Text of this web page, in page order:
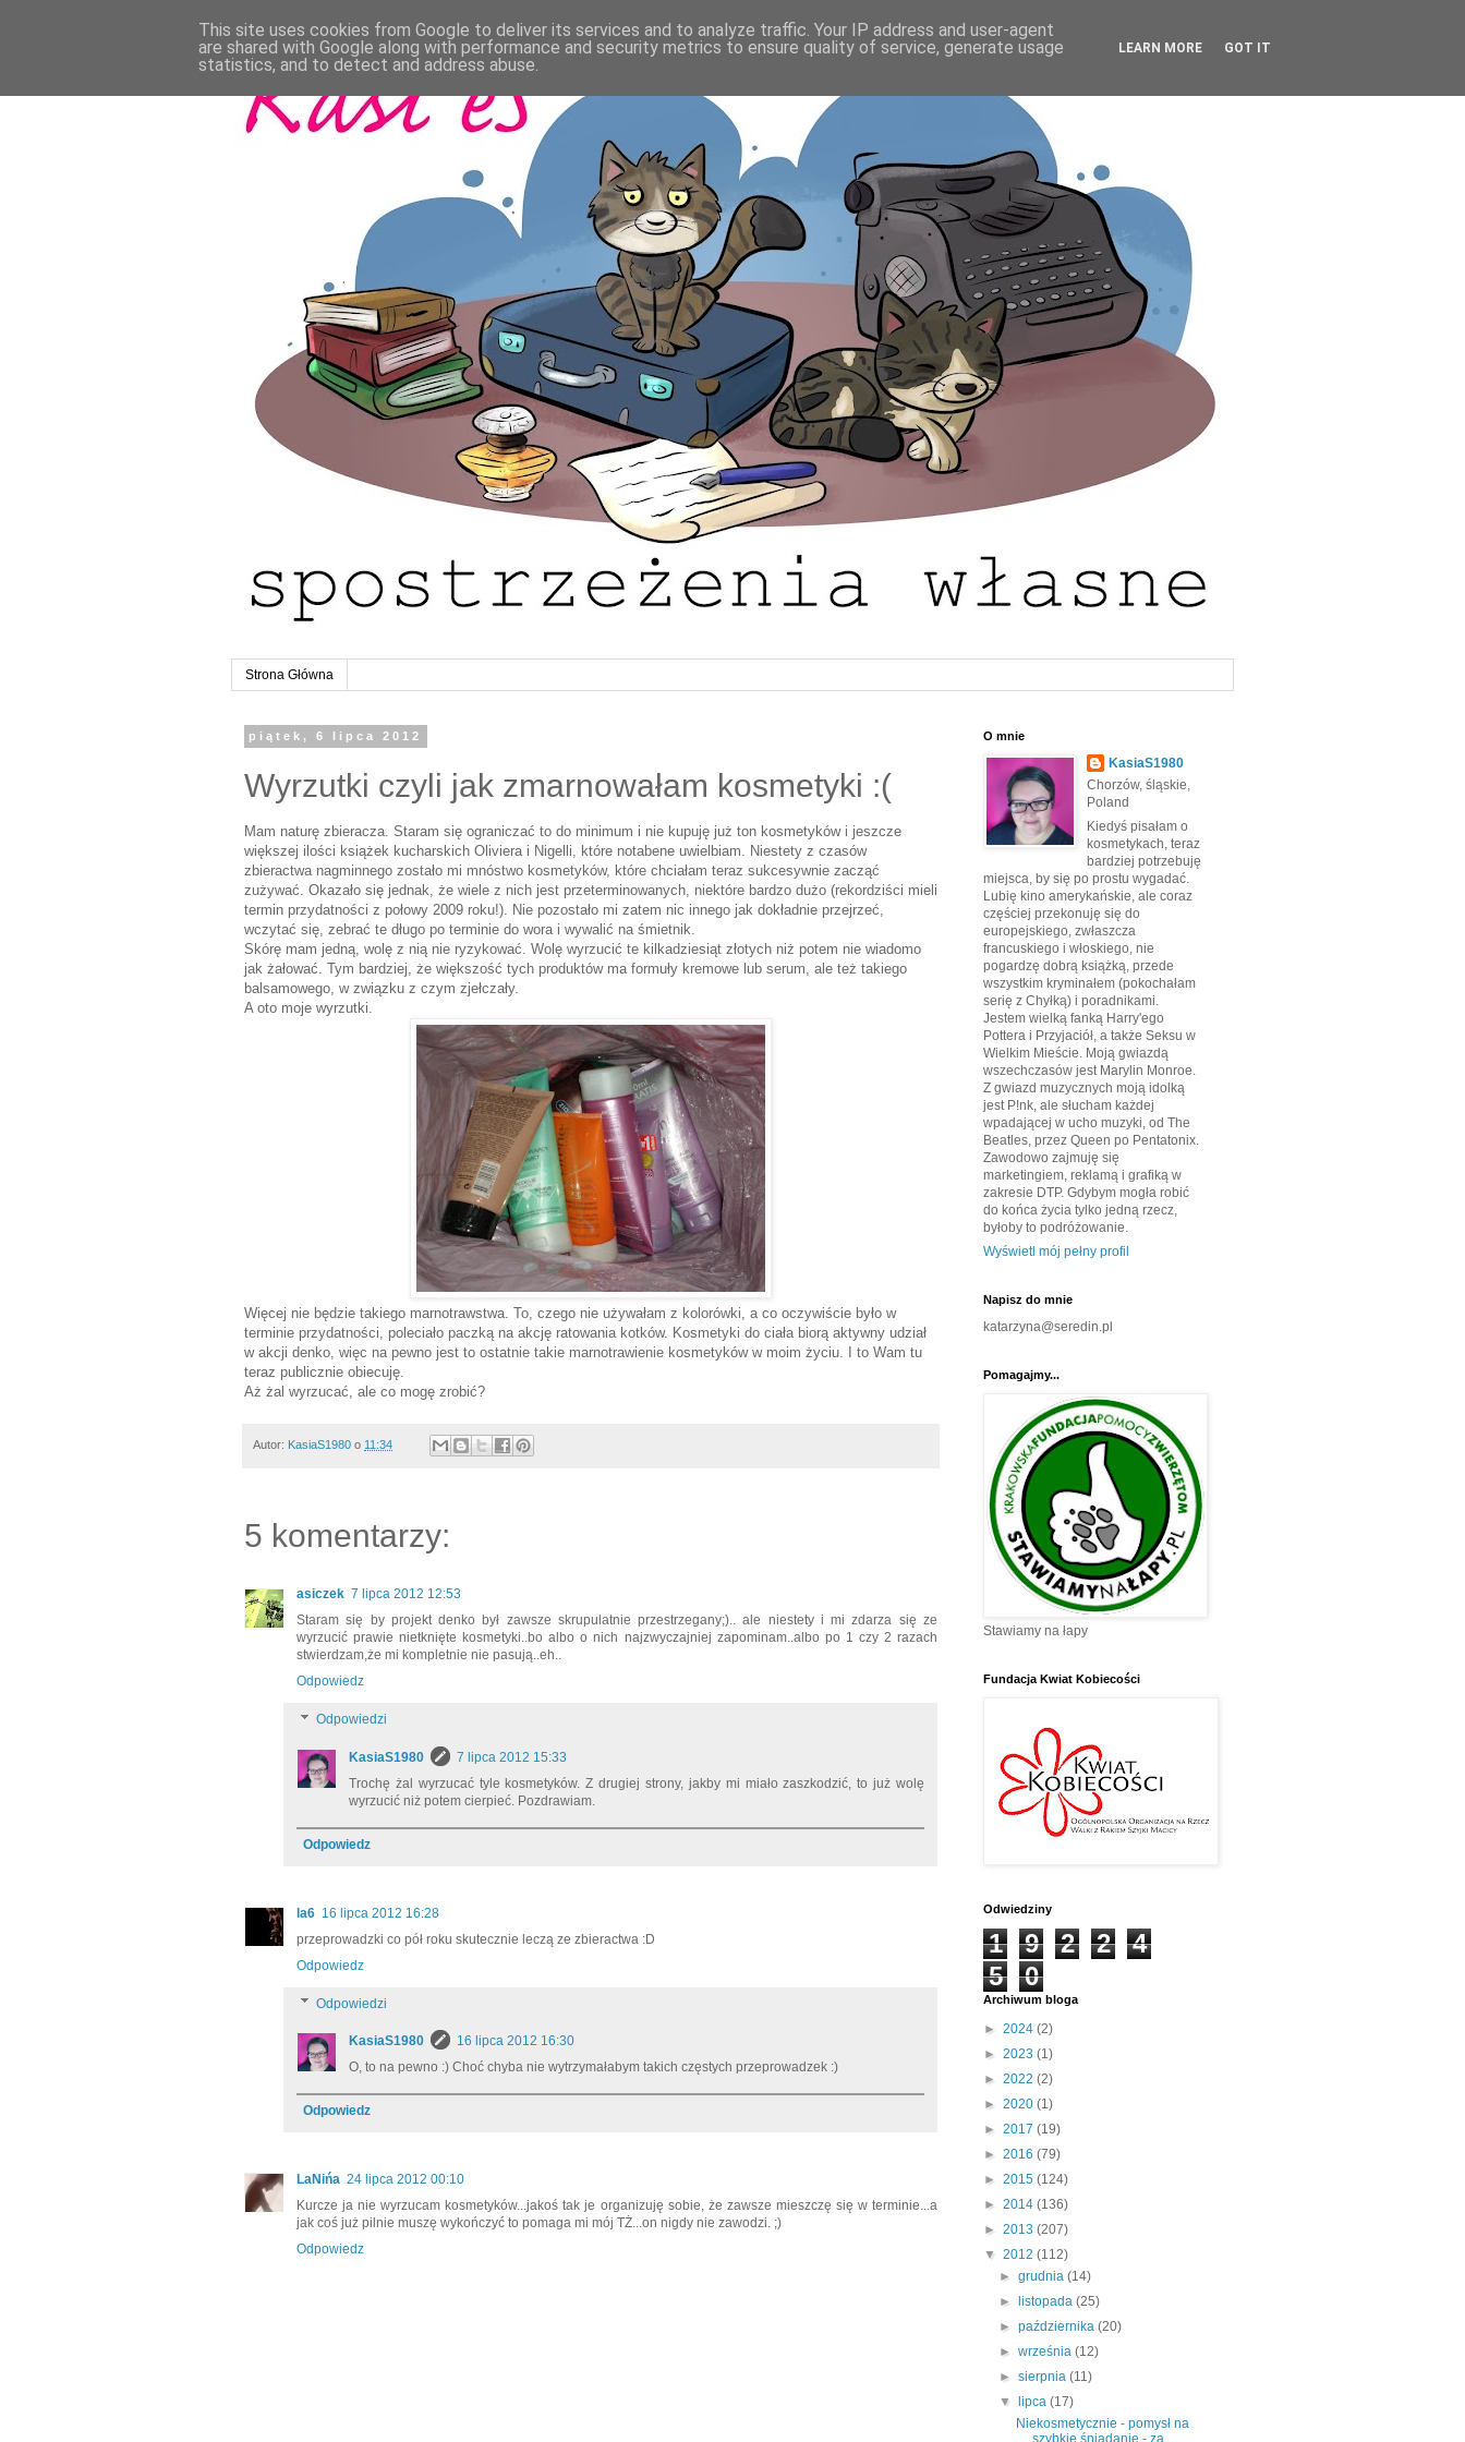
Strona Główna
piątek, 6 lipca 2012
Wyrzutki czyli jak zmarnowałam kosmetyki :(
Mam naturę zbieracza. Staram się ograniczać to do minimum i nie kupuję już ton kosmetyków i jeszcze
większej ilości książek kucharskich Oliviera i Nigelli, które notabene uwielbiam. Niestety z czasów
zbieractwa nagminnego zostało mi mnóstwo kosmetyków, które chciałam teraz sukcesywnie zacząć
zużywać. Okazało się jednak, że wiele z nich jest przeterminowanych, niektóre bardzo dużo (rekordziści mieli
termin przydatności z połowy 2009 roku!). Nie pozostało mi zatem nic innego jak dokładnie przejrzeć,
wczytać się, zebrać te długo po terminie do wora i wywalić na śmietnik.
Skórę mam jedną, wolę z nią nie ryzykować. Wolę wyrzucić te kilkadziesiąt złotych niż potem nie wiadomo
jak żałować. Tym bardziej, że większość tych produktów ma formuły kremowe lub serum, ale też takiego
balsamowego, w związku z czym zjełczały.
A oto moje wyrzutki.
Więcej nie będzie takiego marnotrawstwa. To, czego nie używałam z kolorówki, a co oczywiście było w
terminie przydatności, poleciało paczką na akcję ratowania kotków. Kosmetyki do ciała biorą aktywny udział
w akcji denko, więc na pewno jest to ostatnie takie marnotrawienie kosmetyków w moim życiu. I to Wam tu
teraz publicznie obiecuję.
Aż żal wyrzucać, ale co mogę zrobić?
Autor: KasiaS1980 o 11:34
5 komentarzy:
asiczek 7 lipca 2012 12:53
Staram się by projekt denko był zawsze skrupulatnie przestrzegany;).. ale niestety i mi zdarza się ze
wyrzucić prawie nietknięte kosmetyki..bo albo o nich najzwyczajniej zapominam..albo po 1 czy 2 razach
stwierdzam,że mi kompletnie nie pasują..eh..
Odpowiedz
Odpowiedzi
KasiaS1980
7 lipca 2012 15:33
Trochę żal wyrzucać tyle kosmetyków. Z drugiej strony, jakby mi miało zaszkodzić, to już wolę
wyrzucić niż potem cierpieć. Pozdrawiam.
Odpowiedz
la6 16 lipca 2012 16:28
przeprowadzki co pół roku skutecznie leczą ze zbieractwa :D
Odpowiedz
Odpowiedzi
KasiaS1980
16 lipca 2012 16:30
O, to na pewno :) Choć chyba nie wytrzymałabym takich częstych przeprowadzek :)
Odpowiedz
LaNińa 24 lipca 2012 00:10
Kurcze ja nie wyrzucam kosmetyków...jakoś tak je organizuję sobie, że zawsze mieszczę się w terminie...a
jak coś już pilnie muszę wykończyć to pomaga mi mój TŻ...on nigdy nie zawodzi. ;)
Odpowiedz
O mnie
KasiaS1980
Chorzów, śląskie,
Poland
Kiedyś pisałam o
kosmetykach, teraz
bardziej potrzebuję
miejsca, by się po prostu wygadać.
Lubię kino amerykańskie, ale coraz
częściej przekonuję się do
europejskiego, zwłaszcza
francuskiego i włoskiego, nie
pogardzę dobrą książką, przede
wszystkim kryminałem (pokochałam
serię z Chyłką) i poradnikami.
Jestem wielką fanką Harry'ego
Pottera i Przyjaciół, a także Seksu w
Wielkim Mieście. Moją gwiazdą
wszechczasów jest Marylin Monroe.
Z gwiazd muzycznych moją idolką
jest P!nk, ale słucham każdej
wpadającej w ucho muzyki, od The
Beatles, przez Queen po Pentatonix.
Zawodowo zajmuję się
marketingiem, reklamą i grafiką w
zakresie DTP. Gdybym mogła robić
do końca życia tylko jedną rzecz,
byłoby to podróżowanie.
Wyświetl mój pełny profil
Napisz do mnie
katarzyna@seredin.pl
Pomagajmy...
Stawiamy na łapy
Fundacja Kwiat Kobiecości
Odwiedziny
1 9 2 2
4
5
0
Archiwum bloga
► 2024 (2)
► 2023 (1)
► 2022 (2)
► 2020 (1)
► 2017 (19)
► 2016 (79)
► 2015 (124)
► 2014 (136)
► 2013 (207)
▼ 2012 (112)
►grudnia(14)
►
listopada(25)
►października(20)
►września(12)
►sierpnia(11)
▼
lipca(17)
Niekosmetycznie - pomysł na
This site uses cookies from Google to deliver its services and to analyze traffic. Your IP address and user-agent
are shared with Google along with performance and security metrics to ensure quality of service, generate usage
statistics, and to detect and address abuse.
LEARN MORE GOT IT